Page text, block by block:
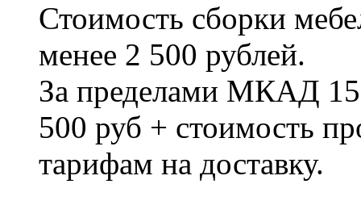
Стоимость сборки
менее 2 500 рублей.
За пределами МКАД
500 руб + стоимость
тарифам на доставку.